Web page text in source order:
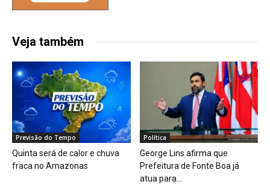
Veja também
Previsão do Tempo
Quinta será de calor e chuva
fraca no Amazonas
Política
George Lins afirma que
Prefeitura de Fonte Boa já
atua para...